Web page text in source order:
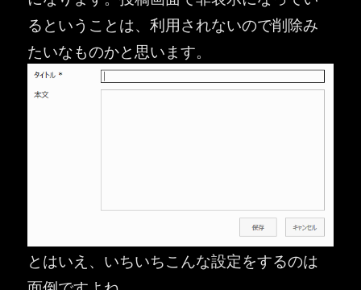
るということは、利用されないので削除み
たいなものかと思います。
とはいえ、いちいちこんな設定をするのは